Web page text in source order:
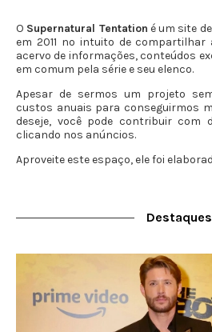
O Supernatural Tentation é um site
em 2011 no intuito de compartilhar
acervo de informações, conteúdos
em comum pela série e seu elenco.
Apesar de sermos um projeto
custos anuais para conseguirmos
deseje, você pode contribuir com
clicando nos anúncios.
Aproveite este espaço, ele foi
Destaques